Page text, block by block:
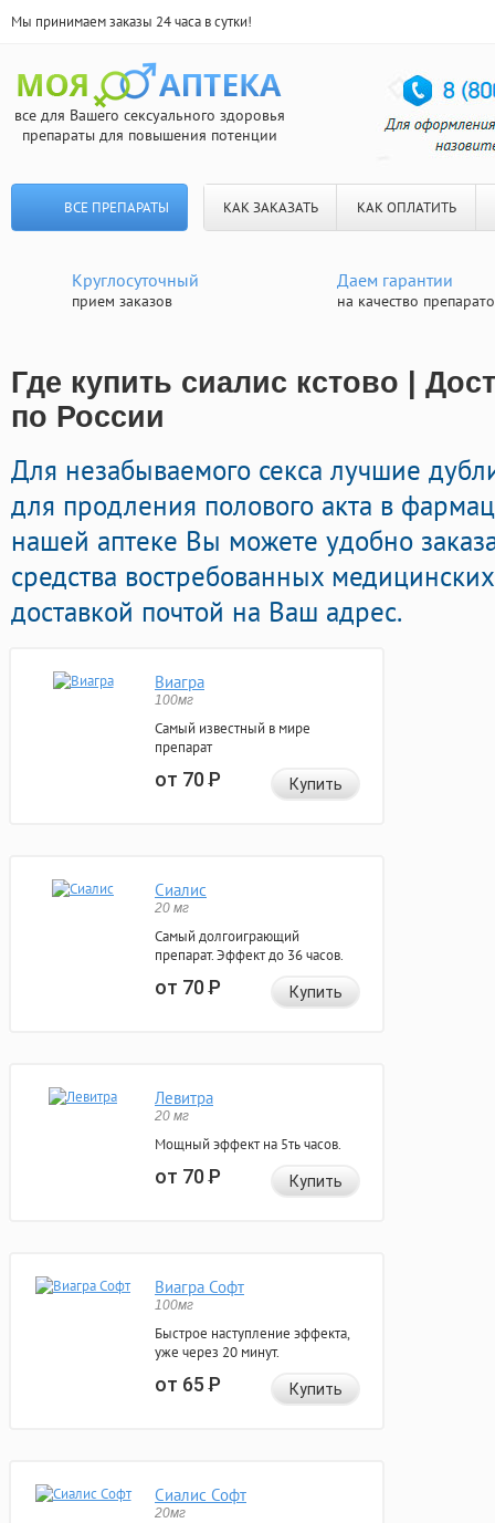
Мы принимаем заказы 24 часа в сутки!
все для Вашего сексуального здоровья
препараты для повышения потенции
ВСЕ ПРЕПАРАТЫ КАК ЗАКАЗАТЬ КАК ОПЛАТИТЬ
Круглосуточный
прием заказов
Даем гарантии
на качество
Где купить сиалис кстово |
по России
Для незабываемого секса лучшие
для продления полового акта в
нашей аптеке Вы можете удобно
средства востребованных
доставкой почтой на Ваш адрес.
Виагра
100мг
Самый известный в мире
препарат
от 70Р Купить
Сиалис
20 мг
Самый долгоиграющий
препарат. Эффект до 36 часов.
от 70Р Купить
Левитра
20 мг
Мощный эффект на 5ть часов.
от 70Р Купить
Виагра Софт
100мг
Быстрое наступление эффекта,
уже через 20 минут.
от 65Р Купить
Сиалис Софт
20мг